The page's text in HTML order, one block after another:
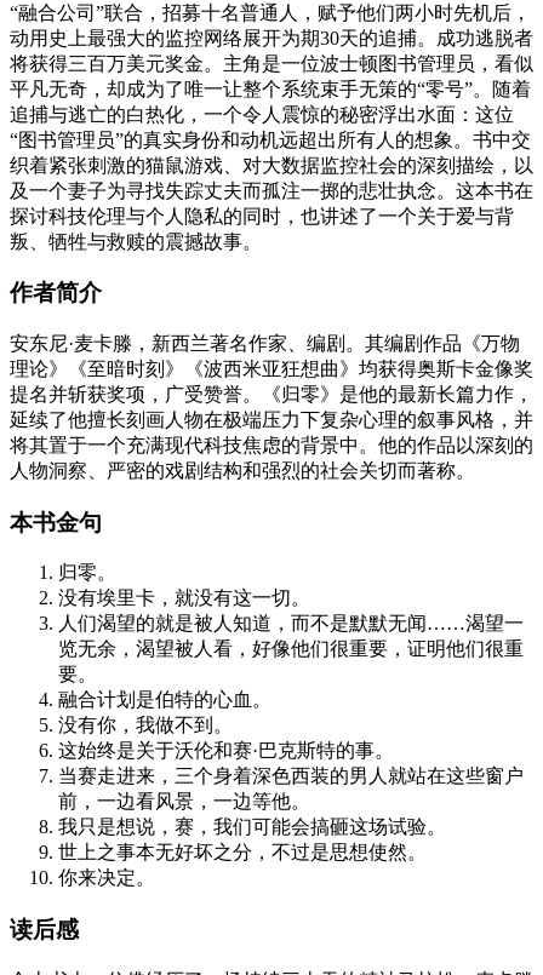
“融合公司”联合，招募十名普通人，赋予他们两小时先机后，
动用史上最强大的监控网络展开为期30天的追捕。成功逃脱者
将获得三百万美元奖金。主角是一位波士顿图书管理员，看似
平凡无奇，却成为了唯一让整个系统束手无策的“零号”。随着
追捕与逃亡的白热化，一个令人震惊的秘密浮出水面：这位
“图书管理员”的真实身份和动机远超出所有人的想象。书中交
织着紧张刺激的猫鼠游戏、对大数据监控社会的深刻描绘，以
及一个妻子为寻找失踪丈夫而孤注一掷的悲壮执念。这本书在
探讨科技伦理与个人隐私的同时，也讲述了一个关于爱与背
叛、牺牲与救赎的震撼故事。
作者简介
安东尼·麦卡滕，新西兰著名作家、编剧。其编剧作品《万物
理论》《至暗时刻》《波西米亚狂想曲》均获得奥斯卡金像奖
提名并斩获奖项，广受赞誉。《归零》是他的最新长篇力作，
延续了他擅长刻画人物在极端压力下复杂心理的叙事风格，并
将其置于一个充满现代科技焦虑的背景中。他的作品以深刻的
人物洞察、严密的戏剧结构和强烈的社会关切而著称。
本书金句
归零。
没有埃里卡，就没有这一切。
人们渴望的就是被人知道，而不是默默无闻……渴望一
览无余，渴望被人看，好像他们很重要，证明他们很重
要。
融合计划是伯特的心血。
没有你，我做不到。
这始终是关于沃伦和赛·巴克斯特的事。
当赛走进来，三个身着深色西装的男人就站在这些窗户
前，一边看风景，一边等他。
我只是想说，赛，我们可能会搞砸这场试验。
世上之事本无好坏之分，不过是思想使然。
你来决定。
读后感